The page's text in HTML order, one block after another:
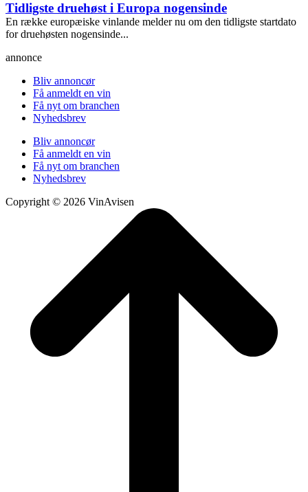
Tidligste druehøst i Europa nogensinde
En række europæiske vinlande melder nu om den tidligste startdato
for druehøsten nogensinde...
annonce
Bliv annoncør
Få anmeldt en vin
Få nyt om branchen
Nyhedsbrev
Bliv annoncør
Få anmeldt en vin
Få nyt om branchen
Nyhedsbrev
Copyright © 2026 VinAvisen